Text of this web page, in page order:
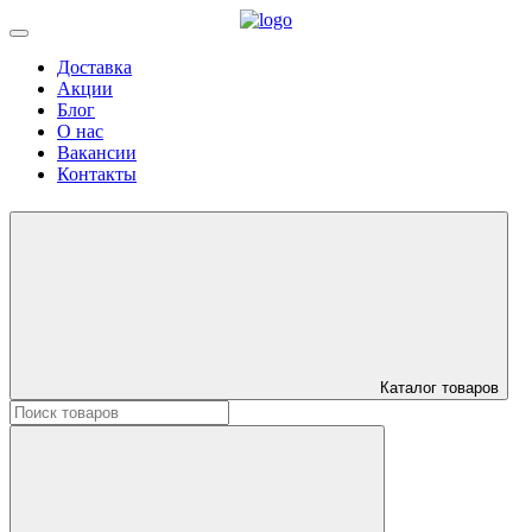
Доставка
Акции
Блог
О нас
Вакансии
Контакты
Каталог товаров
Искать: